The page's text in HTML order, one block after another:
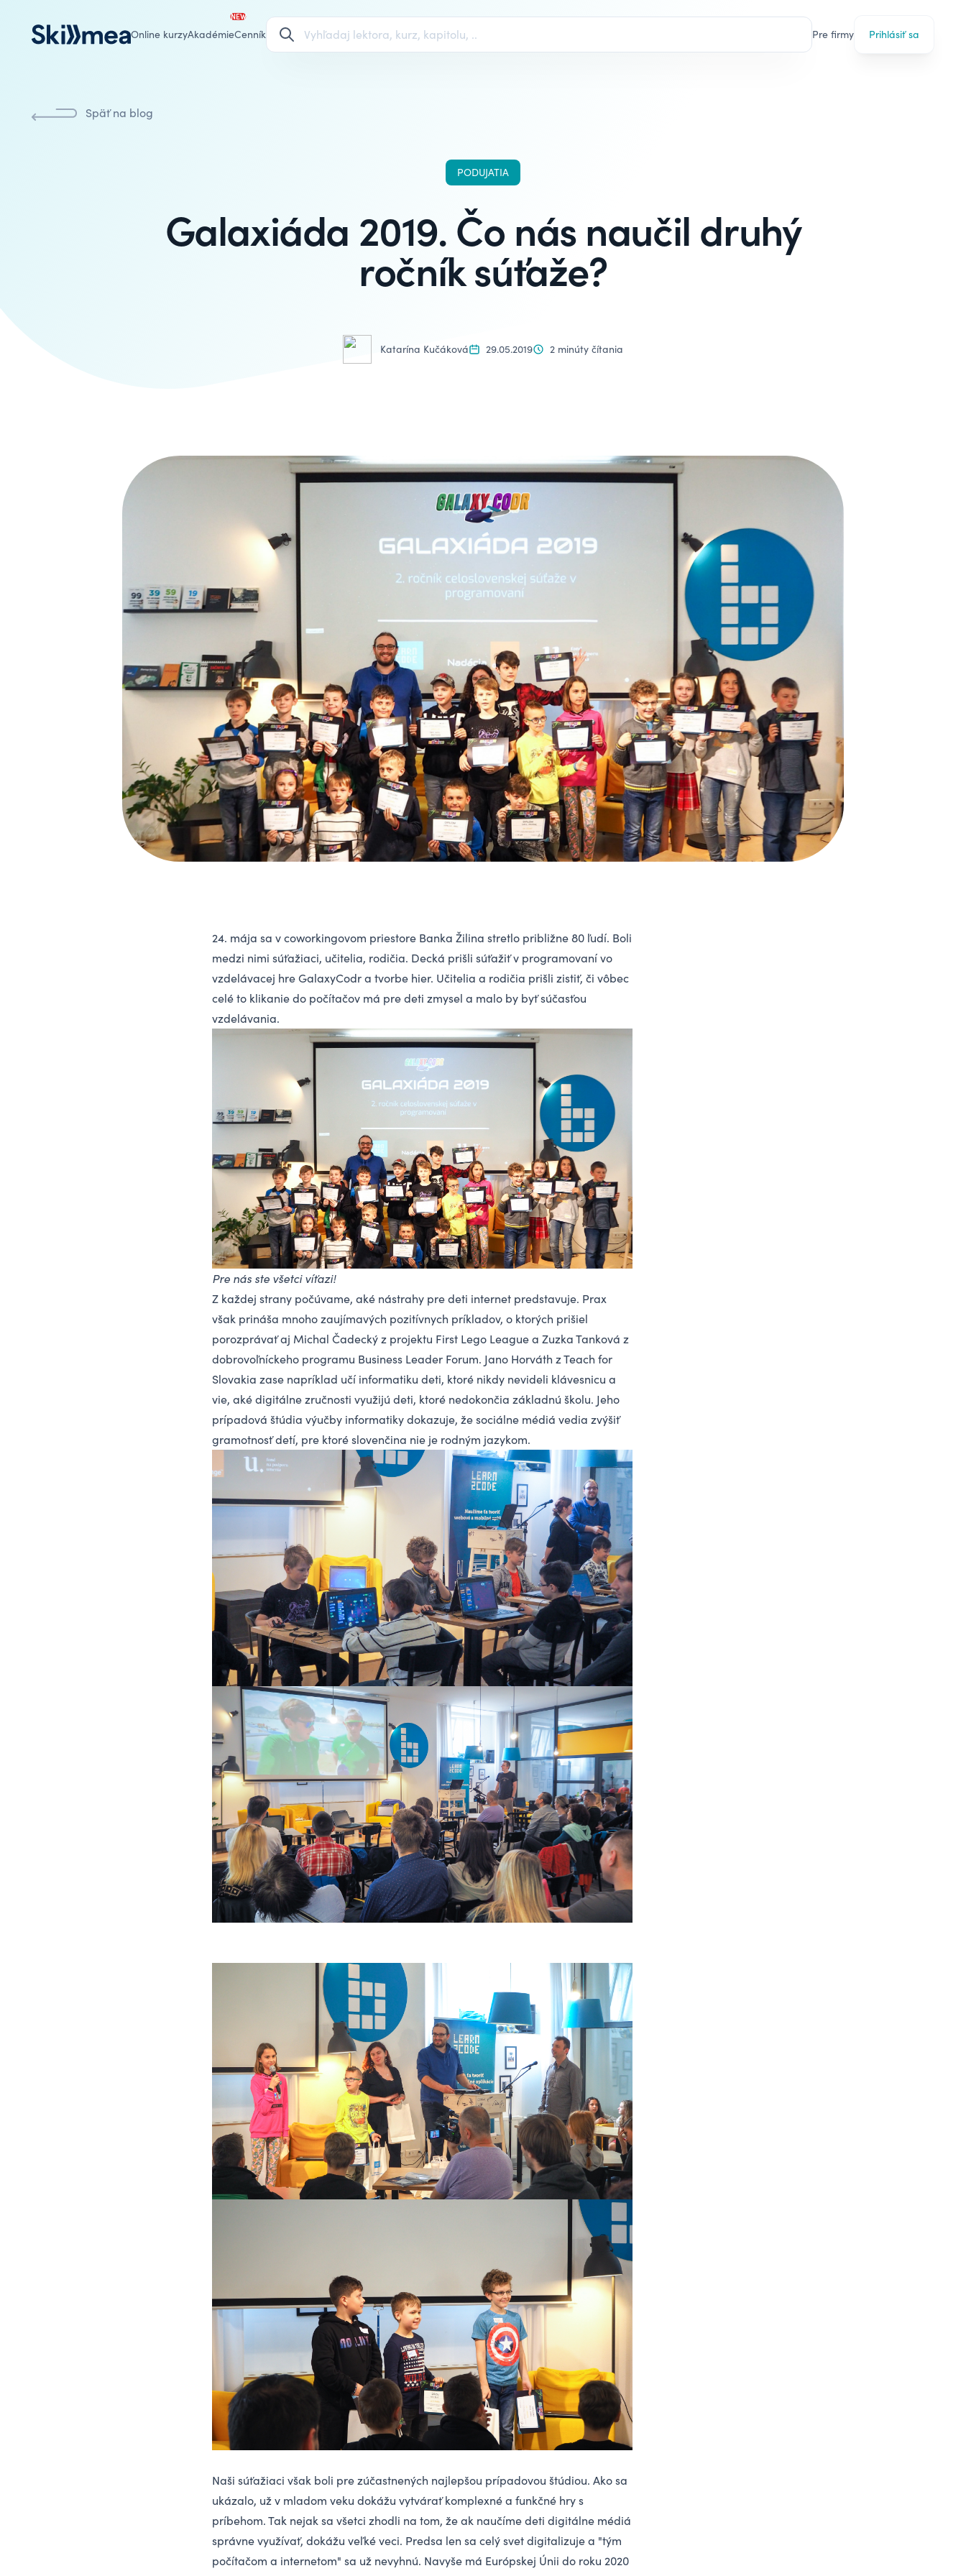
Online kurzyAkadémie
NEW
Cenník Pre firmy Prihlásiť sa
Späť na blog
PODUJATIA
Galaxiáda 2019. Čo nás naučil druhý
ročník súťaže?
Katarína Kučáková 29.05.2019 2 minúty čítania
24. mája sa v coworkingovom priestore Banka Žilina stretlo približne 80 ľudí. Boli
medzi nimi súťažiaci, učitelia, rodičia. Decká prišli súťažiť v programovaní vo
vzdelávacej hre GalaxyCodr a tvorbe hier. Učitelia a rodičia prišli zistiť, či vôbec
celé to klikanie do počítačov má pre deti zmysel a malo by byť súčasťou
vzdelávania.
Pre nás ste všetci víťazi!
Z každej strany počúvame, aké nástrahy pre deti internet predstavuje. Prax
však prináša mnoho zaujímavých pozitívnych príkladov, o ktorých prišiel
porozprávať aj Michal Čadecký z projektu First Lego League a Zuzka Tanková z
dobrovoľníckeho programu Business Leader Forum. Jano Horváth z Teach for
Slovakia zase napríklad učí informatiku deti, ktoré nikdy nevideli klávesnicu a
vie, aké digitálne zručnosti využijú deti, ktoré nedokončia základnú školu. Jeho
prípadová štúdia výučby informatiky dokazuje, že sociálne médiá vedia zvýšiť
gramotnosť detí, pre ktoré slovenčina nie je rodným jazykom.
Naši súťažiaci však boli pre zúčastnených najlepšou prípadovou štúdiou. Ako sa
ukázalo, už v mladom veku dokážu vytvárať komplexné a funkčné hry s
príbehom. Tak nejak sa všetci zhodli na tom, že ak naučíme deti digitálne médiá
správne využívať, dokážu veľké veci. Predsa len sa celý svet digitalizuje a "tým
počítačom a internetom" sa už nevyhnú. Navyše má Európskej Únii do roku 2020